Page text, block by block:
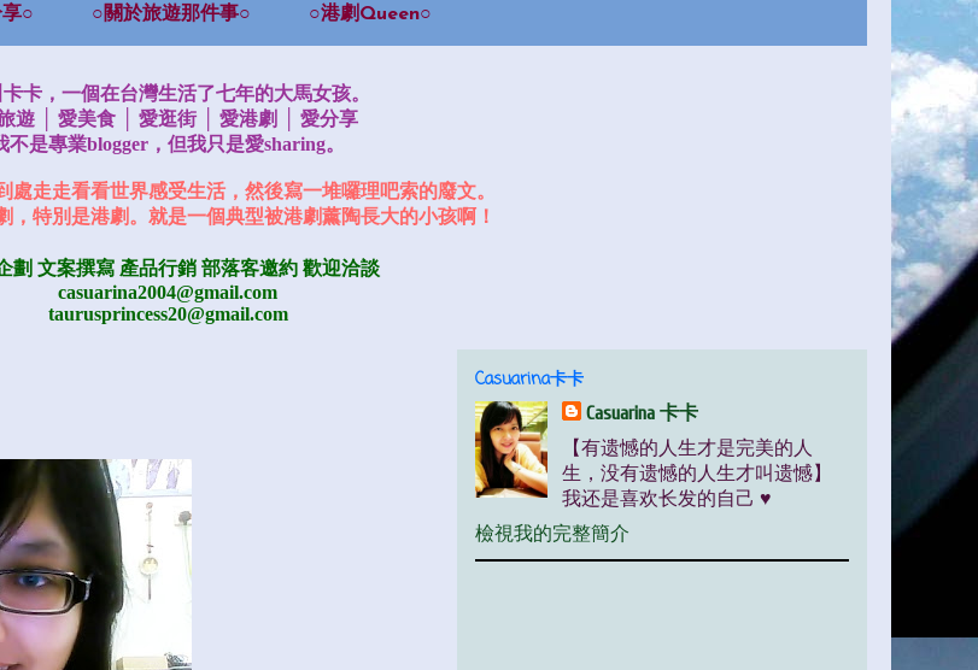
○ ○關於旅遊那件事○ ○港劇Queen○
卡，一個在台灣生活了七年的大馬女孩。
遊 │ 愛美食 │ 愛逛街 │ 愛港劇 │ 愛分享
不是專業blogger，但我只是愛sharing。
處走走看看世界感受生活，然後寫一堆囉理吧索的廢文。
，特別是港劇。就是一個典型被港劇薰陶長大的小孩啊！
劃 文案撰寫 產品行銷 部落客邀約 歡迎洽談
casuarina2004@gmail.com
taurusprincess20@gmail.com
Casuarina卡卡
Casuarina 卡卡
【有遗憾的人生才是完美的人
生，没有遗憾的人生才叫遗憾】
我还是喜欢长发的自己 ♥
檢視我的完整簡介